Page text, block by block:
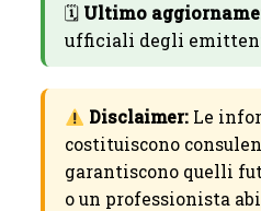
🗓 Ultimo
ufficiali degli
Disclaimer:Le
costituiscono
garantiscono quelli
o un professionista